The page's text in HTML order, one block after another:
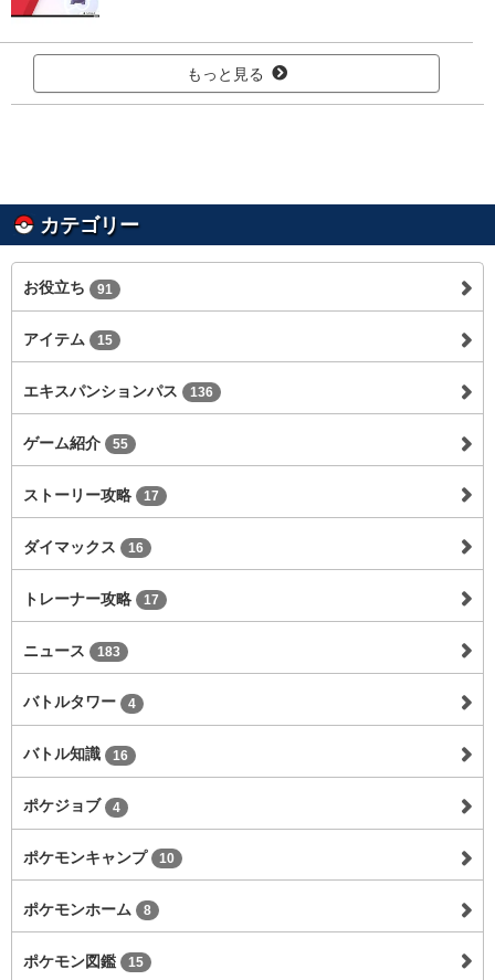
もっと見る
カテゴリー
お役立ち 91
アイテム 15
エキスパンションパス 136
ゲーム紹介 55
ストーリー攻略 17
ダイマックス 16
トレーナー攻略 17
ニュース 183
バトルタワー 4
バトル知識 16
ポケジョブ 4
ポケモンキャンプ 10
ポケモンホーム 8
ポケモン図鑑 15